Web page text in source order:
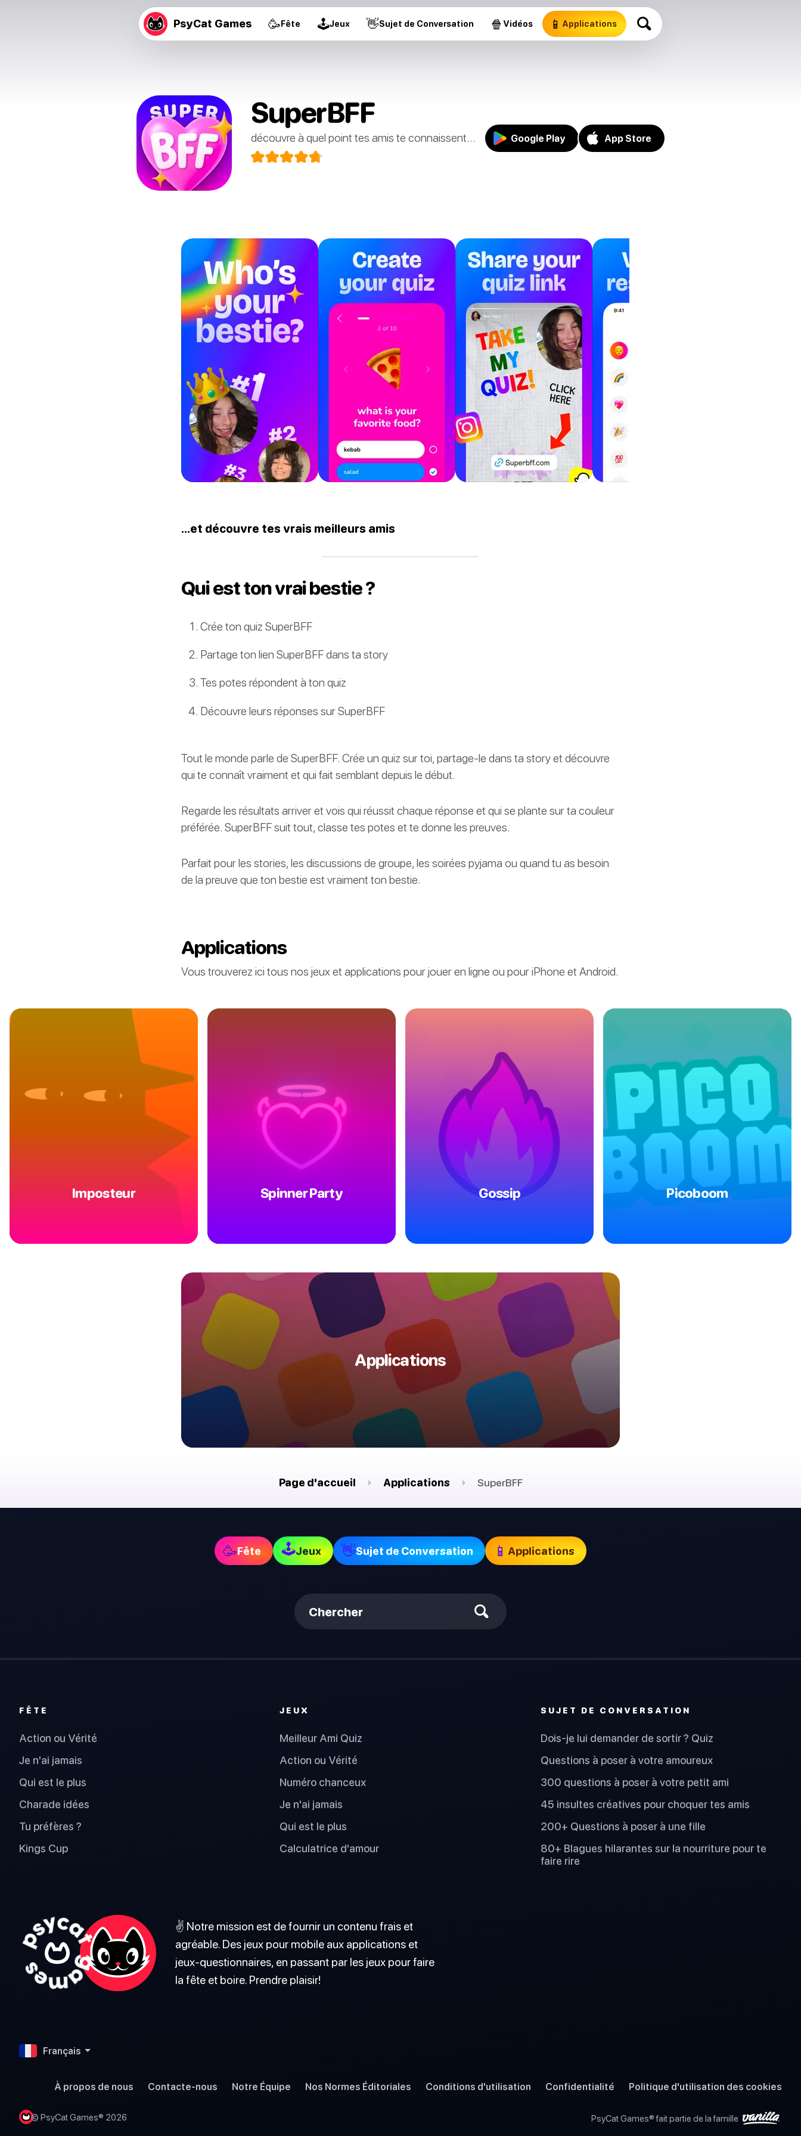
PsyCat Games 🥳Fête 🕹Jeux 👋Sujet de Conversation 🍿 Vidéos 📱 Applications
SuperBFF
découvre à quel point tes amis te connaissent... Google Play App Store
...et découvre tes vrais meilleurs amis
Qui est ton vrai bestie ?
Crée ton quiz SuperBFF
Partage ton lien SuperBFF dans ta story
Tes potes répondent à ton quiz
Découvre leurs réponses sur SuperBFF
Tout le monde parle de SuperBFF. Crée un quiz sur toi, partage-le dans ta story et découvre
qui te connaît vraiment et qui fait semblant depuis le début.
Regarde les résultats arriver et vois qui réussit chaque réponse et qui se plante sur ta couleur
préférée. SuperBFF suit tout, classe tes potes et te donne les preuves.
Parfait pour les stories, les discussions de groupe, les soirées pyjama ou quand tu as besoin
de la preuve que ton bestie est vraiment ton bestie.
Applications
Vous trouverez ici tous nos jeux et applications pour jouer en ligne ou pour iPhone et Android.
Imposteur Spinner Party Gossip Picoboom
Applications
Page d'accueil Applications SuperBFF
🥳Fête 🕹Jeux 👋Sujet de Conversation 📱 Applications
Chercher
FÊTE
Action ou Vérité
Je n'ai jamais
Qui est le plus
Charade idées
Tu préfères ?
Kings Cup
JEUX
Meilleur Ami Quiz
Action ou Vérité
Numéro chanceux
Je n'ai jamais
Qui est le plus
Calculatrice d'amour
SUJET DE CONVERSATION
Dois-je lui demander de sortir ? Quiz
Questions à poser à votre amoureux
300 questions à poser à votre petit ami
45 insultes créatives pour choquer tes amis
200+ Questions à poser à une fille
80+ Blagues hilarantes sur la nourriture pour te
faire rire
✌️ Notre mission est de fournir un contenu frais et
agréable. Des jeux pour mobile aux applications et
jeux-questionnaires, en passant par les jeux pour faire
la fête et boire. Prendre plaisir!
Français
À propos de nous Contacte-nous Notre Équipe Nos Normes Éditoriales Conditions d'utilisation Confidentialité Politique d'utilisation des cookies
© PsyCat Games® 2026 PsyCat Games® fait partie de la famille